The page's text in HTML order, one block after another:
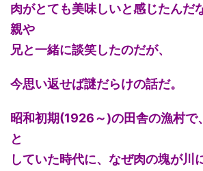
肉がとても美味しいと感じたんだ
親や
兄と一緒に談笑したのだが、
今思い返せば謎だらけの話だ。
昭和初期(1926～)の田舎の漁村で
と
していた時代に、なぜ肉の塊が川